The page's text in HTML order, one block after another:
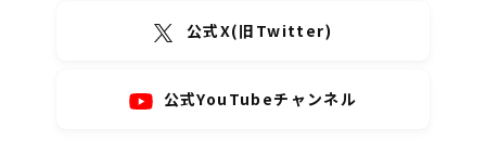
公式X(旧Twitter)
公式YouTubeチャンネル